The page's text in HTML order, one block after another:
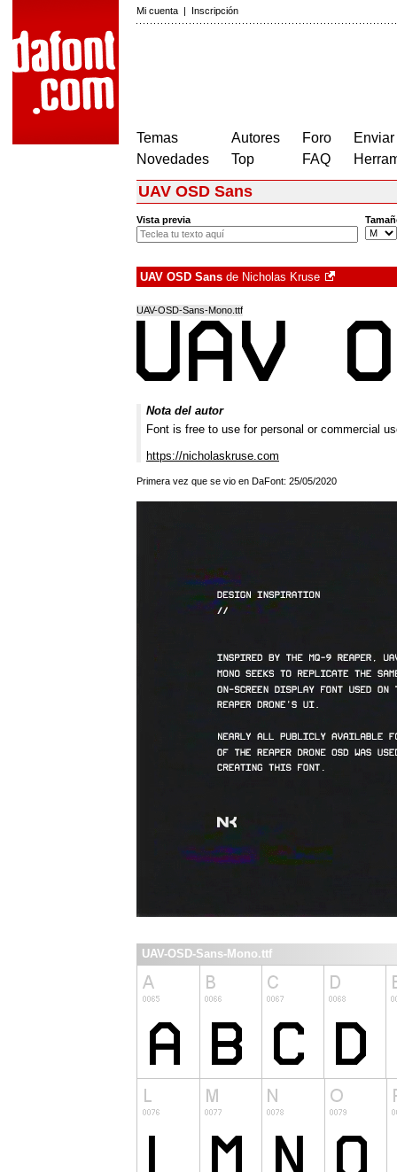
Mi cuenta | Inscripción
Temas
Novedades
Autores
Top
Foro
FAQ
UAV OSD Sans
Vista previa
UAV OSD Sans de Nicholas Kruse
UAV-OSD-Sans-Mono.ttf
Nota del autor
Font is free to use for personal or commercial
https://nicholaskruse.com
Primera vez que se vio en DaFont: 25/05/2020
UAV-OSD-Sans-Mono.ttf